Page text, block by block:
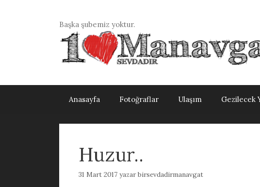
Başka şubemiz yoktur.
Anasayfa Fotoğraflar Ulaşım Gezilecek
Huzur..
31 Mart 2017 yazarbirsevdadirmanavgat